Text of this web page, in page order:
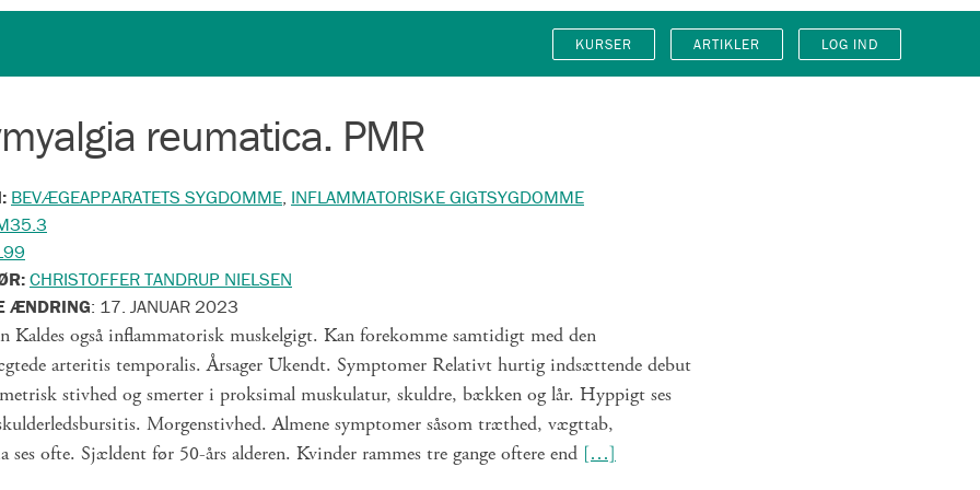
KURSER ARTIKLER LOG IND
reumatica. PMR
BEVÆGEAPPARATETS SYGDOMME, INFLAMMATORISKE GIGTSYGDOMME
CHRISTOFFER TANDRUP NIELSEN
ÆNDRING: 17. JANUAR 2023
Kaldes også inflammatorisk muskelgigt. Kan forekomme samtidigt med den
arteritis temporalis. Årsager Ukendt. Symptomer Relativt hurtig indsættende debut
stivhed og smerter i proksimal muskulatur, skuldre, bækken og lår. Hyppigt ses
Morgenstivhed. Almene symptomer såsom træthed, vægttab,
ses ofte. Sjældent før 50-års alderen. Kvinder rammes tre gange oftere end […]